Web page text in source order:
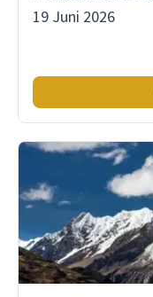
19 Juni 2026